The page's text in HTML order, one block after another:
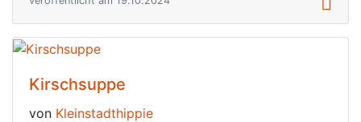
Kirschsuppe
von Kleinstadthippie